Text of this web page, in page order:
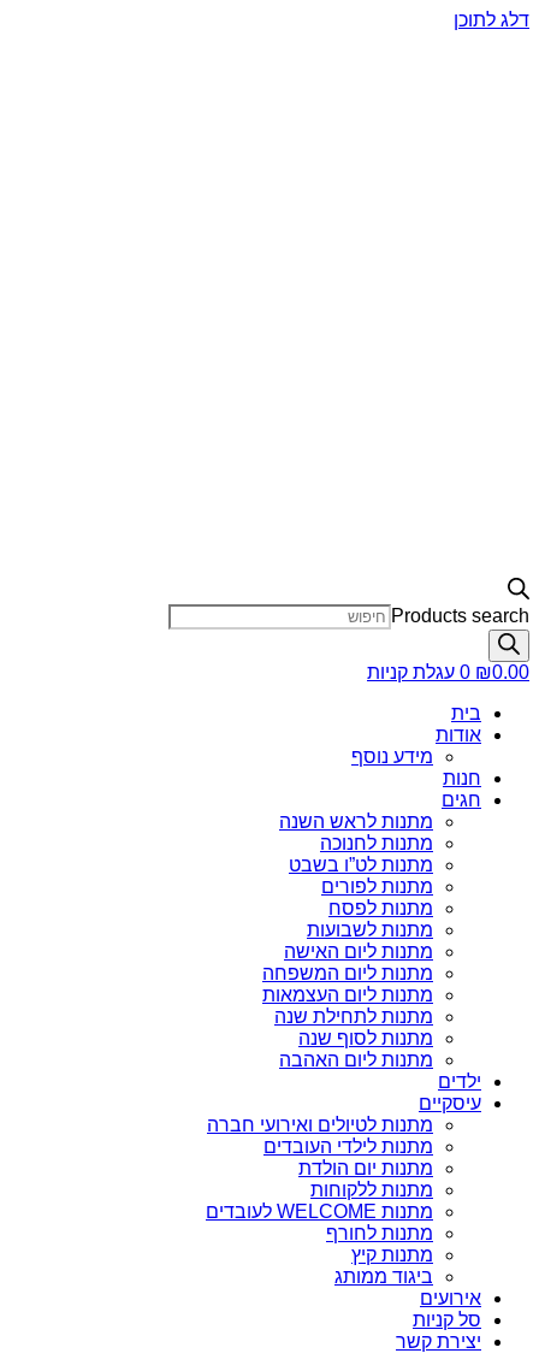
דלג לתוכן
Products search
₪0.00
0 עגלת קניות
בית
אודות
מידע נוסף
חנות
חגים
מתנות לראש השנה
מתנות לחנוכה
מתנות לט”ו בשבט
מתנות לפורים
מתנות לפסח
מתנות לשבועות
מתנות ליום האישה
מתנות ליום המשפחה
מתנות ליום העצמאות
מתנות לתחילת שנה
מתנות לסוף שנה
מתנות ליום האהבה
ילדים
עיסקיים
מתנות לטיולים ואירועי חברה
מתנות לילדי העובדים
מתנות יום הולדת
מתנות ללקוחות
מתנות WELCOME לעובדים
מתנות לחורף
מתנות קיץ
ביגוד ממותג
אירועים
סל קניות
יצירת קשר